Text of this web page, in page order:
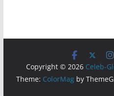
Copyright © 2026 Celeb-
Theme: ColorMagby